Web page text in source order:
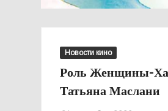
Новости кино
Роль Женщины-
Татьяна Маслани